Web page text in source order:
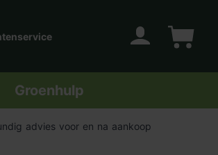
Groenhulp
advies voor en na aankoop